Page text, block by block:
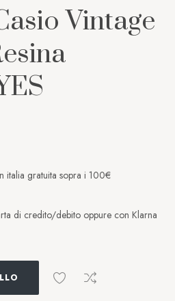
Vintage
italia gratuita sopra i 100€
di credito/debito oppure con Klarna